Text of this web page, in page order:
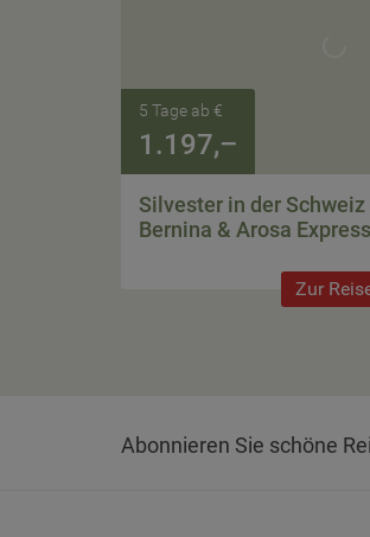
5 Tage ab €
1.197,–
Silvester in der Schweiz
Bernina & Arosa Express
Zur
Abonnieren Sie schöne